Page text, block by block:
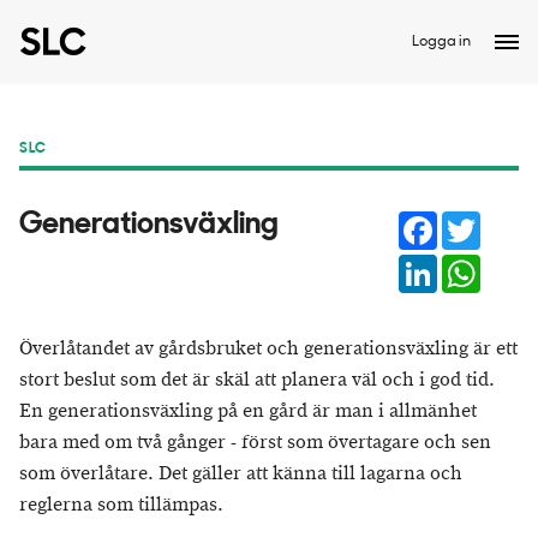
Logga in
SLC
Generationsväxling Facebook
LinkedIn
Överlåtandet av gårdsbruket och generationsväxling är ett
stort beslut som det är skäl att planera väl och i god tid.
En generationsväxling på en gård är man i allmänhet
bara med om två gånger - först som övertagare och sen
som överlåtare. Det gäller att känna till lagarna och
reglerna som tillämpas.